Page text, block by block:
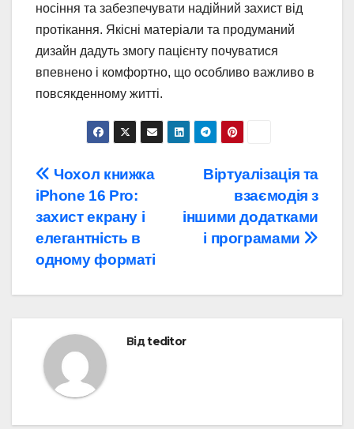
носіння та забезпечувати надійний захист від
протікання. Якісні матеріали та продуманий
дизайн дадуть змогу пацієнту почуватися
впевнено і комфортно, що особливо важливо в
повсякденному житті.
Навігація
записів
Віртуалізація та
взаємодія з
іншими додатками
і програмами
Чохол книжка
iPhone 16 Pro:
захист екрану і
елегантність в
одному форматі
Відteditor